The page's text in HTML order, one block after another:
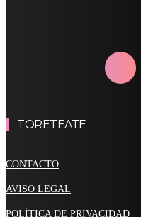
TORETEATE
CONTACTO
AVISO LEGAL
POLÍTICA DE PRIVACIDAD